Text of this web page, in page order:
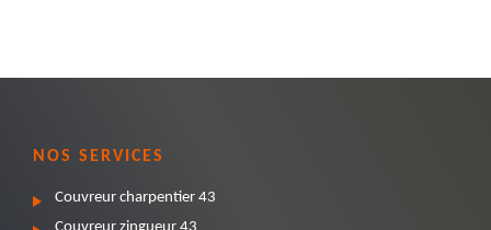
NOS SERVICES
Couvreur charpentier 43